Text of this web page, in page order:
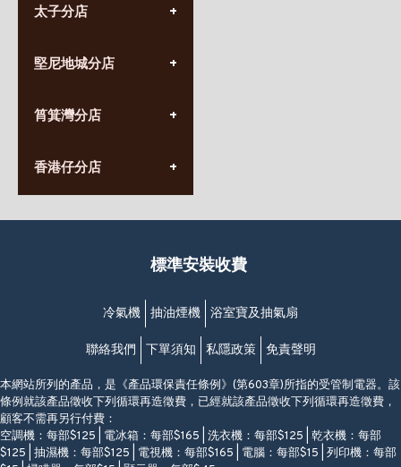
太子分店
營業時間:
九龍太子太子道西141號
堅尼地城分店
營業時間:
香港堅尼地城卑路乍街
(堅尼地城地鐵站B出口)
筲箕灣分店
營業時間:
(10:00am-20:30pm)
香港仔分店
營業時間:
香港香港仔成都道20-28號
(黃竹坑地鐵站轉4M專線小巴)
標準安裝收費
冷氣機 抽油煙機 浴室寶及抽氣扇
聯絡我們 下單須知 私隱政策 免責聲明
本網站所列的產品，是《產品環保責任條例》(第603章)所指的受管制電器。該
條例就該產品徵收下列循環再造徵費，已經就該產品徵收下列循環再造徵費，
顧客不需再另行付費：
空調機：每部$125 | 電冰箱：每部$165 | 洗衣機：每部$125 | 乾衣機：每部
$125 | 抽濕機：每部$125 | 電視機：每部$165 | 電腦：每部$15 | 列印機：每部